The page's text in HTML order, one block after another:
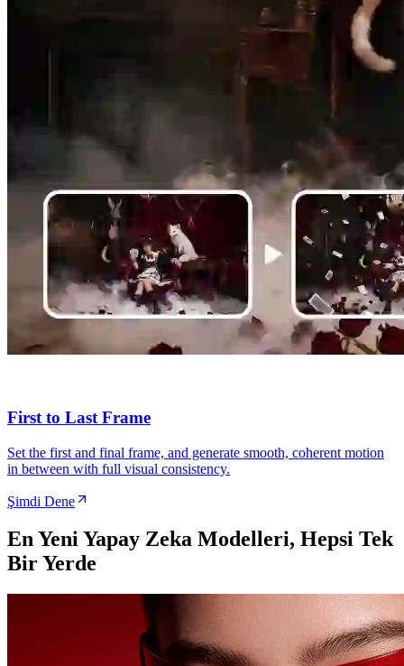
First to Last Frame
Set the first and final frame, and generate smooth, coherent motion
in between with full visual consistency.
Şimdi Dene
En Yeni Yapay Zeka Modelleri, Hepsi Tek
Bir Yerde